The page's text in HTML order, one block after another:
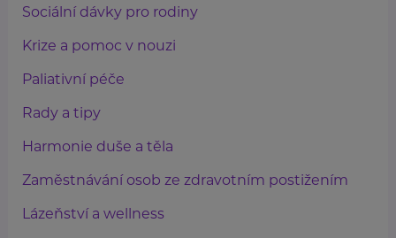
Sociální dávky pro rodiny
Krize a pomoc v nouzi
Paliativní péče
Rady a tipy
Harmonie duše a těla
Zaměstnávání osob ze zdravotním postižením
Lázeňství a wellness